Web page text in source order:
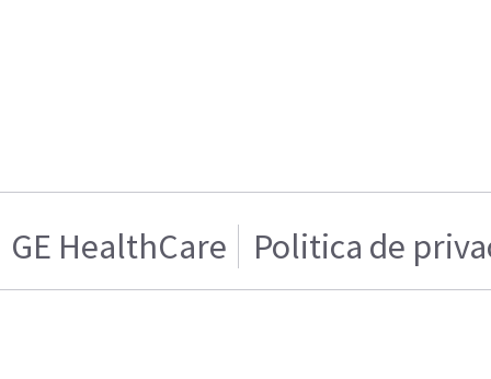
GE HealthCare Politica de